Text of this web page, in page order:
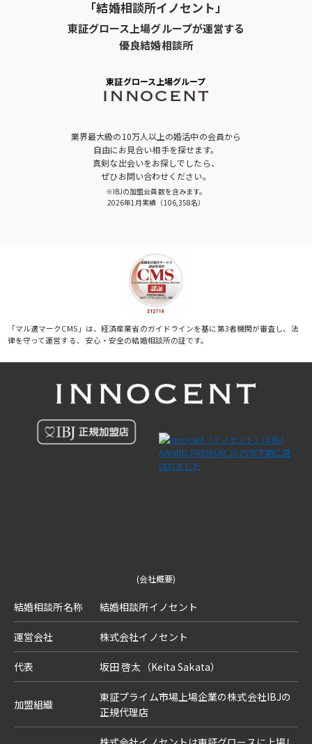
「結婚相談所イノセント」
東証グロース上場グループが運営する
優良結婚相談所
東証グロース上場グループ
業界最大級の10万人以上の婚活中の会員から
自由にお見合い相手を探せます。
真剣な出会いをお探しでしたら、
ぜひお問い合わせください。
※IBJの加盟会員数を含みます。
2026年1月実績（106,358名）
「マル適マークCMS」は、経済産業省のガイドラインを基に第3者機関が審査し、法
律を守って運営する、 安心・安全の結婚相談所の証です。
(会社概要)
結婚相談所名称 結婚相談所イノセント
運営会社 株式会社イノセント
代表 坂田 啓太（Keita Sakata）
加盟組織
東証プライム市場上場企業の株式会社IBJの
正規代理店